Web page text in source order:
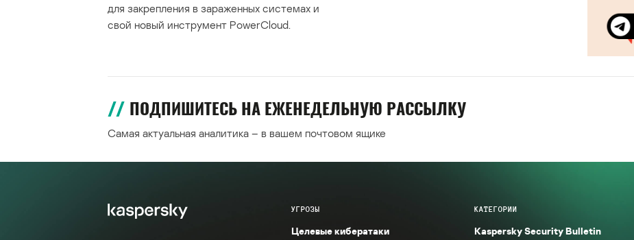
для закрепления в зараженных системах и
свой новый инструмент PowerCloud.
ПОДПИШИТЕСЬ НА ЕЖЕНЕДЕЛЬНУЮ РАССЫЛКУ
Самая актуальная аналитика – в вашем почтовом ящике
УГРОЗЫ
Целевые кибератаки
КАТЕГОРИИ
Kaspersky Security Bulletin